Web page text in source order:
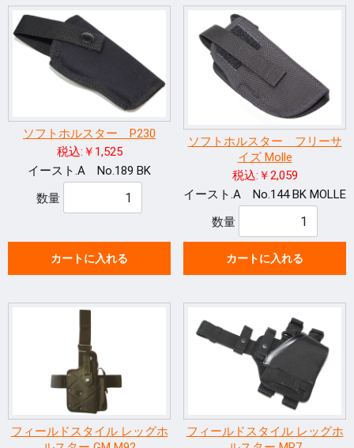
ソフトホルスター P230
税込:￥1,525
イースト.A No.189 BK
数量
カートに入れる
ソフトホルスター フリーサ
イズ Molle
税込:￥2,059
イースト.A No.144 BK MOLLE
数量
カートに入れる
フィールドスタイル レッグホ
フィールドスタイル レッグホ